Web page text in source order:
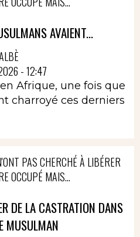
AVAIENT...
- 12:47
Afrique, une fois que
charroyé ces derniers
PAS CHERCHÉ À LIBÉRER
OCCUPÉ MAIS...
DE LA CASTRATION DANS
MUSULMAN